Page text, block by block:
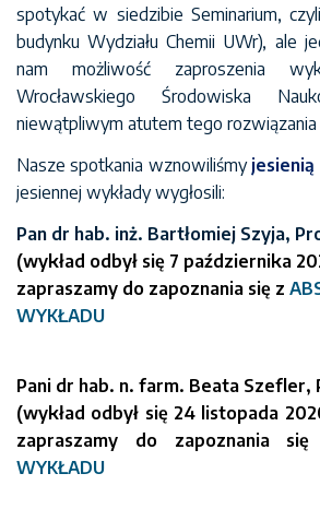
spotykać w siedzibie Seminarium,
budynku Wydziału Chemii UWr), ale
nam możliwość zaproszenia
Wrocławskiego Środowiska
niewątpliwym atutem tego rozwiązania
Nasze spotkania wznowiliśmy
jesiennej wykłady wygłosili:
Pan dr hab. inż. Bartłomiej Szyja,
(wykład odbył się 7 października
zapraszamy do zapoznania się z
WYKŁADU
Pani dr hab. n. farm. Beata Szefler,
(wykład odbył się 24 listopada
zapraszamy do zapoznania
WYKŁADU